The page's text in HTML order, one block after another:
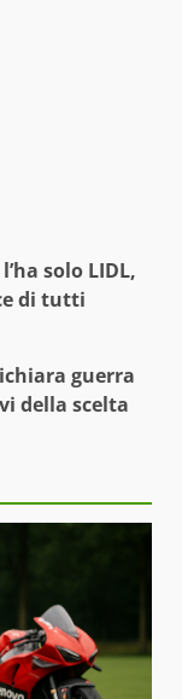
solo LIDL,
di tutti
guerra
della scelta